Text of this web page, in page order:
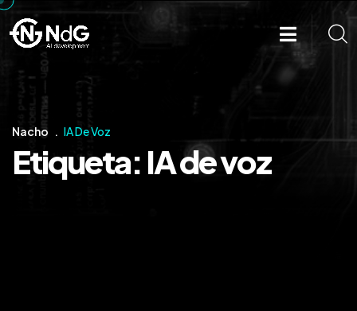
Nacho IA De Voz
Etiqueta:IA de voz